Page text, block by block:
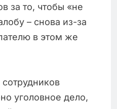
за то, чтобы «не
– снова из-за
в этом же
уголовное дело,